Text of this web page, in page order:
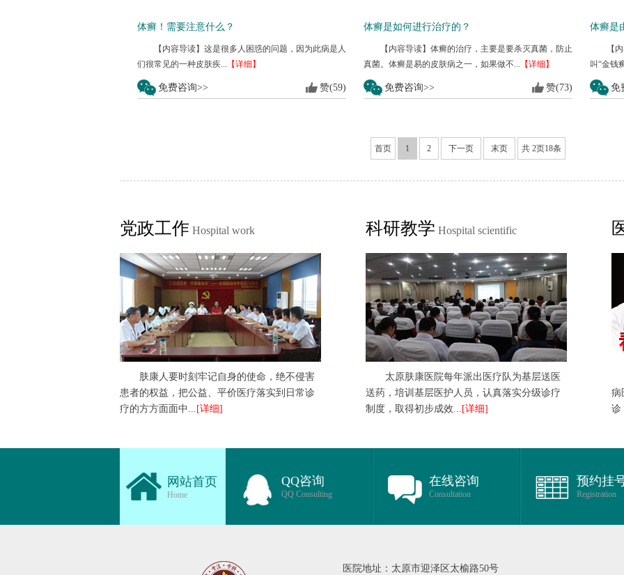
体癣！需要注意什么？
【内容导读】这是很多人困惑的问题，因为此病是人
们很常见的一种皮肤疾... 【详细】
免费咨询>> 赞(59)
体癣是如何进行治疗的？
【内容导读】体癣的治疗，主要是要杀灭真菌，防止
真菌。体癣是易的皮肤病之一，如果做不... 【详细】
免费咨询>> 赞(73)
体癣是
【
叫“金钱
免
首页 1 2 下一页 末页 共 2页18条
党政工作 Hospital work
肤康人要时刻牢记自身的使命，绝不侵害
患者的权益，把公益、平价医疗落实到日常诊
疗的方方面面中... [详细]
科研教学 Hospital scientific
太原肤康医院每年派出医疗队为基层送医
送药，培训基层医护人员，认真落实分级诊疗
制度，取得初步成效... [详细]
病
诊
网站首页
Home
QQ咨询
QQ Consulting
在线咨询
Consultation
预约挂
Registration
医院地址：太原市迎泽区太榆路50号